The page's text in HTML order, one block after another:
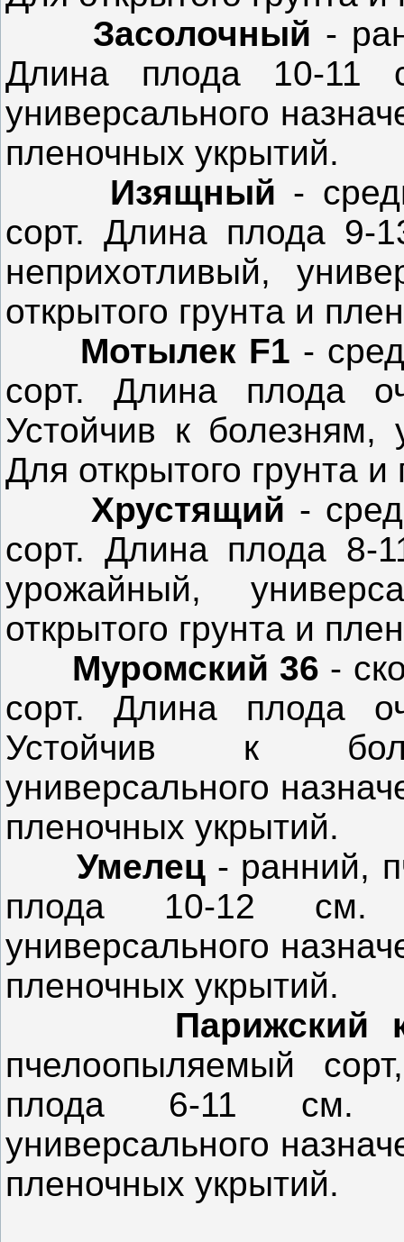
Засолочный -
Длина плода 10-11
универсального
пленочных укрытий.
Изящный -
сорт. Длина плода 9-
неприхотливый,
открытого грунта и
Мотылек F1 -
сорт. Длина плода
Устойчив к болезням,
Для открытого грунта
Хрустящий -
сорт. Длина плода 8-
урожайный,
открытого грунта и
Муромский 36 -
сорт. Длина плода
Устойчив к
универсального
пленочных укрытий.
Умелец - ранний,
плода 10-12 см.
универсального
пленочных укрытий.
Парижский
пчелоопыляемый
плода 6-11 см.
универсального
пленочных укрытий.